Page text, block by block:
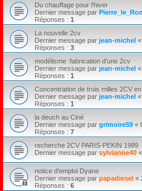
Du chauffage pour l'hiver
Dernier message par
Réponses : 1
La nouvelle 2cv
Dernier message par jean-michel «
Réponses : 3
modélisme :fabrication d'une 2cv
Dernier message par jean-michel «
Réponses : 1
Concentration de trois milles 2CV
Dernier message par jean-michel «
Réponses : 1
la deuch au Ciné
Dernier message par grimoire59 «
Réponses : 7
recherche 2CV PARIS-PEKIN 1989
Dernier message par sylvianne40 «
notice d'emploi Dyane
Dernier message par papadiesel «
Réponses : 6